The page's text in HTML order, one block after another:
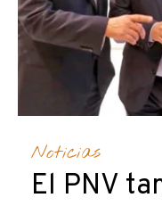
Noticias
El PNV